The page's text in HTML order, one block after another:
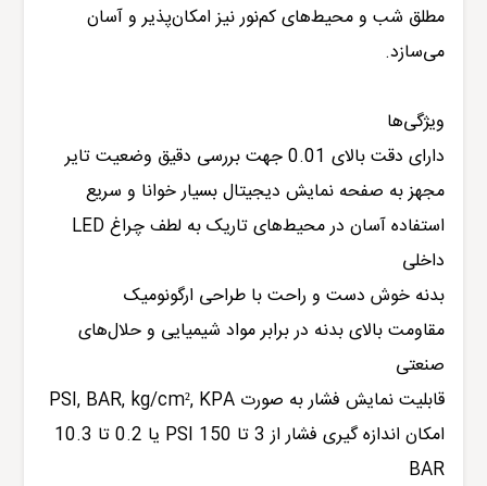
مطلق شب و محیط‌های کم‌نور نیز امکان‌پذیر و آسان
می‌سازد.
ویژگی‌ها
دارای دقت بالای 0.01 جهت بررسی دقیق وضعیت تایر
مجهز به صفحه نمایش دیجیتال بسیار خوانا و سریع
استفاده آسان در محیط‌های تاریک به لطف چراغ LED
داخلی
بدنه خوش دست و راحت با طراحی ارگونومیک
مقاومت بالای بدنه در برابر مواد شیمیایی و حلال‌های
صنعتی
قابلیت نمایش فشار به صورت PSI, BAR, kg/cm², KPA
امکان اندازه گیری فشار از 3 تا 150 PSI یا 0.2 تا 10.3
BAR